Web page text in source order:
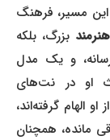
مسیر، فرهنگ
هنرمند بزرگ، بلکه
و یک مدل
او در نت‌های
الهام گرفته‌اند،
مانده، همچنان